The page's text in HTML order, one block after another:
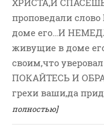
Музыка-Видео
Новости
Притчи
Проповедь-Аудио
Проповедь-Видео
Размышления
проповедали
доме его…И
живущие в доме
своим,что
ПОКАЙТЕСЬ И
грехи ваши,да
полностью]